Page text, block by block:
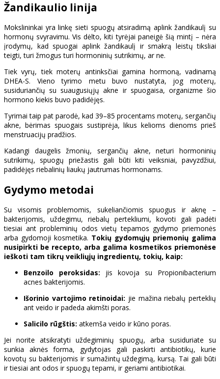
Žandikaulio linija
Mokslininkai yra linkę sieti spuogų atsiradimą aplink žandikaulį su
hormonų svyravimu. Vis dėlto, kiti tyrėjai paneigė šią mintį – nėra
įrodymų, kad spuogai aplink žandikaulį ir smakrą leistų tiksliai
teigti, turi žmogus turi hormoninių sutrikimų, ar ne.
Tiek vyrų, tiek moterų antinksčiai gamina hormoną, vadinamą
DHEA-S. Vieno tyrimo metu buvo nustatyta, jog moterų,
susiduriančių su suaugusiųjų akne ir spuogaisa, organizme šio
hormono kiekis buvo padidėjęs.
Tyrimai taip pat parodė, kad 39–85 procentams moterų, sergančių
akne, bėrimas spuogais sustiprėja, likus kelioms dienoms prieš
menstruacijų pradžios.
Kadangi daugelis žmonių, sergančių akne, neturi hormoninių
sutrikimų, spuogų priežastis gali būti kiti veiksniai, pavyzdžiui,
padidėjęs riebalinių liaukų jautrumas hormonams.
Gydymo metodai
Su visomis problemomis, sukeliančiomis spuogus ir aknę –
bakterijomis, uždegimu, riebalų pertekliumi, kovoti gali padėti
tiesiai ant probleminių odos vietų tepamos gydymo priemonės
arba gydomoji kosmetika. Tokių gydomųjų priemonių galima
nusipirkti be recepto, arba galima kosmetikos priemonėse
ieškoti tam tikrų veikliųjų ingredientų, tokių, kaip:
Benzoilo peroksidas: jis kovoja su Propionibacterium
acnes bakterijomis.
Išorinio vartojimo retinoidai: jie mažina riebalų perteklių
ant veido ir padeda akimšti poras.
Salicilo rūgštis: atkemša veido ir kūno poras.
Jei norite atsikratyti uždegiminių spuogų, arba susiduriate su
sunkia aknės forma, gydytojas gali paskirti antibiotikų, kurie
kovotų su bakterijomis ir sumažintų uždegimą, kursą. Tai gali būti
ir tiesiai ant odos ir spuogų tepami, ir geriami antibiotikai.